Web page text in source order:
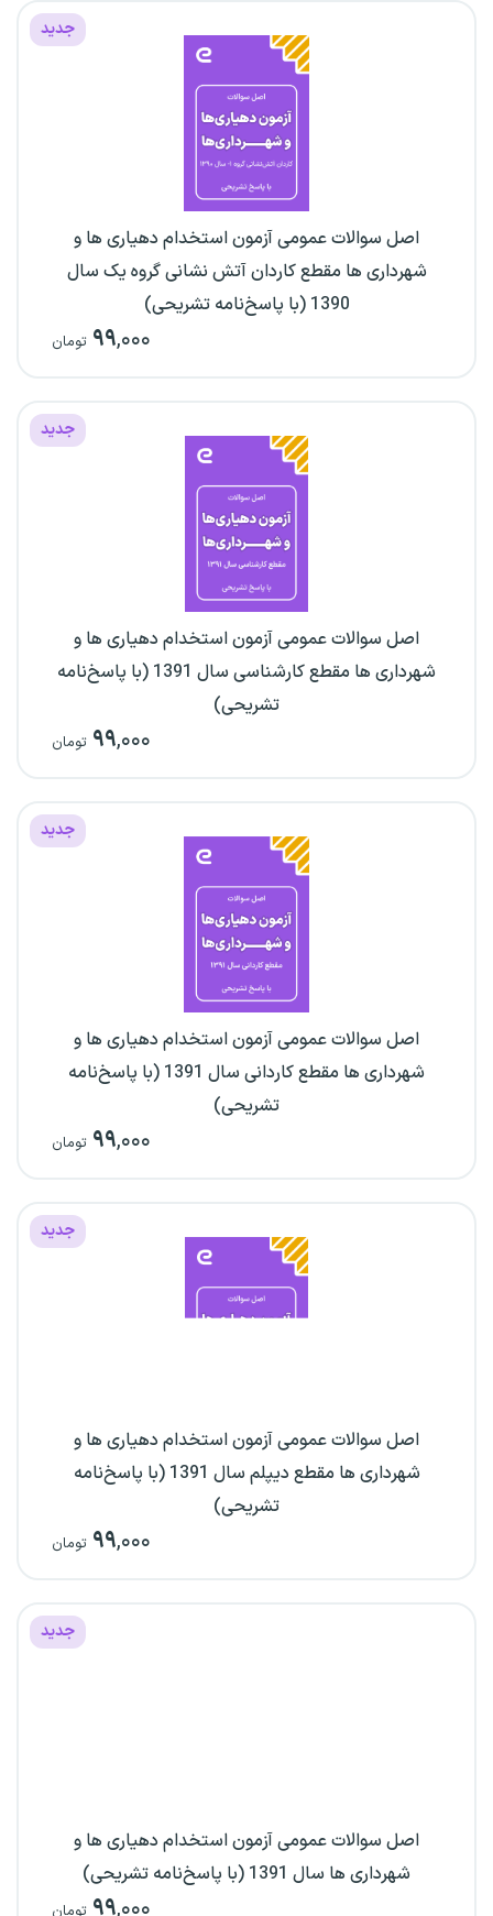
جدید
اصل سوالات عمومی آزمون استخدام دهیاری ها و
شهرداری ها مقطع کاردان آتش نشانی گروه یک سال
1390 (با پاسخ‌نامه تشریحی)
۹۹,۰۰۰ تومان
جدید
اصل سوالات عمومی آزمون استخدام دهیاری ها و
شهرداری ها مقطع کارشناسی سال 1391 (با پاسخ‌نامه
تشریحی)
۹۹,۰۰۰ تومان
جدید
اصل سوالات عمومی آزمون استخدام دهیاری ها و
شهرداری ها مقطع کاردانی سال 1391 (با پاسخ‌نامه
تشریحی)
۹۹,۰۰۰ تومان
جدید
اصل سوالات عمومی آزمون استخدام دهیاری ها و
شهرداری ها مقطع دیپلم سال 1391 (با پاسخ‌نامه
تشریحی)
۹۹,۰۰۰ تومان
جدید
اصل سوالات عمومی آزمون استخدام دهیاری ها و
شهرداری ها سال 1391 (با پاسخ‌نامه تشریحی)
۹۹,۰۰۰ تومان